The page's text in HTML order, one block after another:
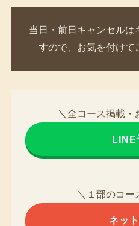
当日・前日キャンセルは
すので、お気を付けて
＼全コース掲載・
LINE
＼１部のコー
ネッ